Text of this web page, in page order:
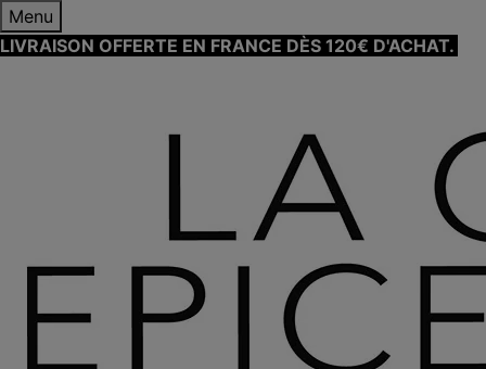
Menu
LIVRAISON OFFERTE EN FRANCE DÈS 120€ D'ACHAT.